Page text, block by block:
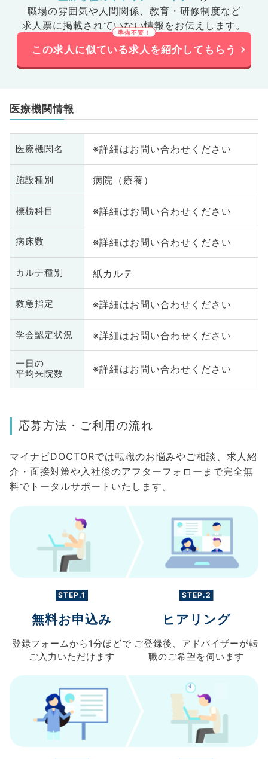
職場の雰囲気や人間関係、 教育・研修制度など
求人票に掲載されていない情報をお伝えします。
この求人に似ている求人を紹介してもらう
医療機関情報
医療機関名 ※詳細はお問い合わせください
施設種別 病院（療養）
標榜科目 ※詳細はお問い合わせください
病床数 ※詳細はお問い合わせください
カルテ種別 紙カルテ
救急指定 ※詳細はお問い合わせください
学会認定状況 ※詳細はお問い合わせください
一日の
平均来院数
※詳細はお問い合わせください
応募方法・ご利用の流れ
マイナビDOCTORでは転職のお悩みやご相談、求人紹
介・面接対策や入社後のアフターフォローまで完全無
料でトータルサポートいたします。
STEP.1
無料お申込み
登録フォームから 1分ほどで
ご入力 いただけます
STEP.2
ヒアリング
ご登録後、 アドバイザーが転
職のご希望を伺います